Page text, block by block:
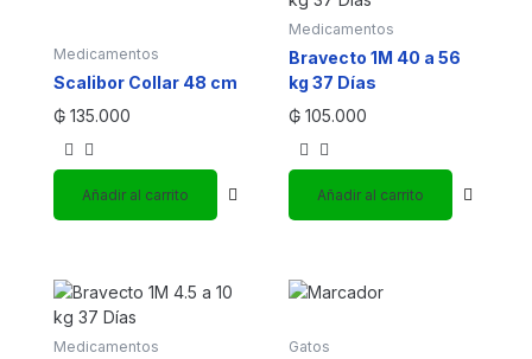
Medicamentos
Scalibor Collar 48 cm
₲ 135.000
Añadir al carrito
Medicamentos
Bravecto 1M 40 a 56
kg 37 Días
₲105.000
Añadir al carrito
Medicamentos Gatos